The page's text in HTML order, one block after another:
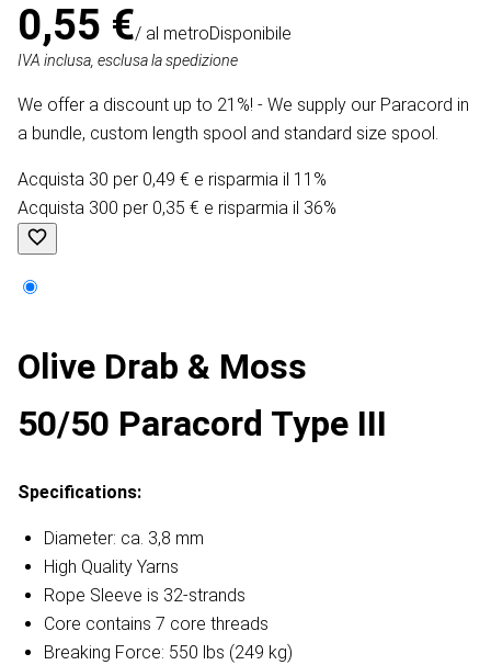
0,55 €/ al metroDisponibile
IVA inclusa, esclusa la spedizione
We offer a discount up to 21%! - We supply our Paracord in
a bundle, custom length spool and standard size spool.
Acquista 30 per 0,49 € e risparmia il 11%
Acquista 300 per 0,35 € e risparmia il 36%
Olive Drab & Moss
50/50 Paracord Type III
Specifications:
Diameter: ca. 3,8 mm
High Quality Yarns
Rope Sleeve is 32-strands
Core contains 7 core threads
Breaking Force: 550 lbs (249 kg)